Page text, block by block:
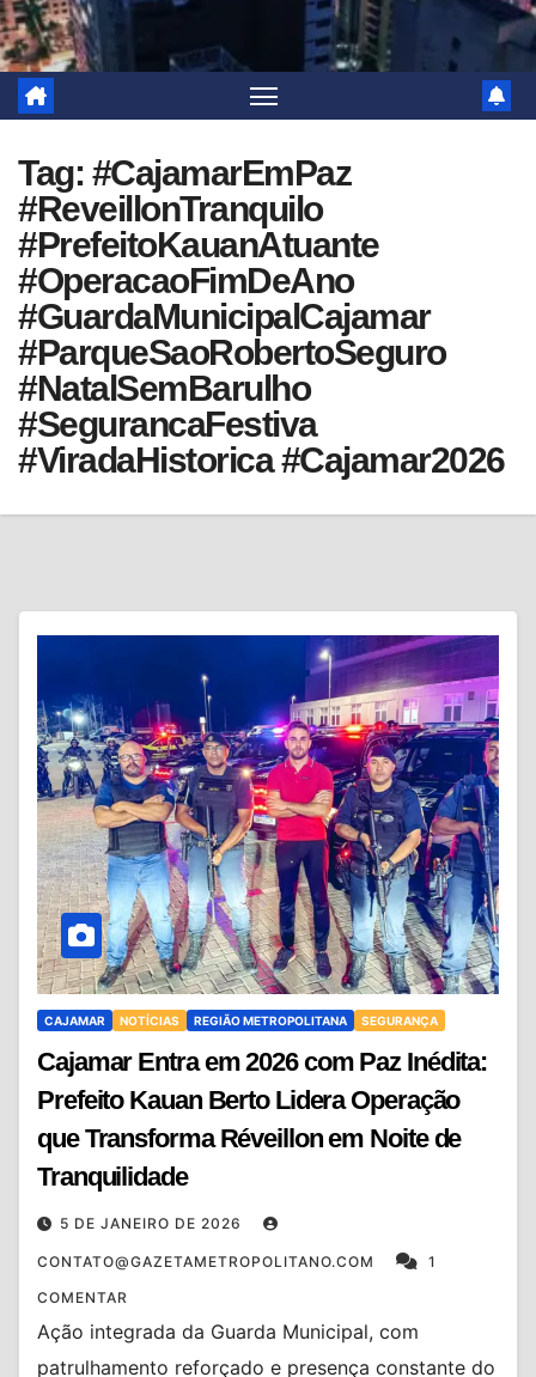
Tag: #CajamarEmPaz
#ReveillonTranquilo
#PrefeitoKauanAtuante
#OperacaoFimDeAno
#GuardaMunicipalCajamar
#ParqueSaoRobertoSeguro
#NatalSemBarulho
#SegurancaFestiva
#ViradaHistorica #Cajamar2026
CAJAMAR NOTÍCIAS REGIÃO METROPOLITANA SEGURANÇA
Cajamar Entra em 2026 com Paz Inédita:
Prefeito Kauan Berto Lidera Operação
que Transforma Réveillon em Noite de
Tranquilidade
5 DE JANEIRO DE 2026
CONTATO@GAZETAMETROPOLITANO.COM
1
COMENTAR
Ação integrada da Guarda Municipal, com
patrulhamento reforçado e presença constante do